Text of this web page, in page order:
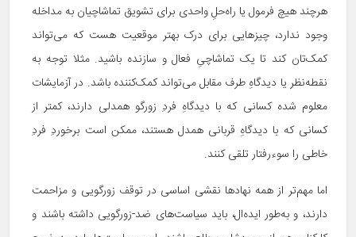
هرچند هیچ فرمول یا راه‌حلِ واحدی برای تشویق تماشاچیان به مداخله
وجود ندارد، چیزهایی برای درک بهتر موقعیت هست که می‌تواند
کمک‌تان کند تا یک تماشاچیِ فعال و سازنده باشید. مثلا توجه به
نقطه‌نظر یا دیدگاهِ طرف مقابل می‌تواند کمک‌کننده باشد. در آزمایشات
معلوم شده کسانی که با دیدگاهِ فردِ زورگو همدلی دارند، کمتر از
کسانی که با دیدگاهِ قربانی همدل هستند، ممکن است برخوردِ فردِ
خاطی را سوءرفتار تلقی کنند.
اما مهم‌تر از همه نهادها نقشی اساسی در توقف زورگویی و مزاحمت
دارند، و به‌طور ایده‌ال، باید سیاست‌های ضد-زورگویی داشته باشند و